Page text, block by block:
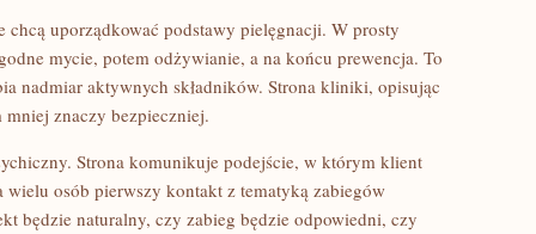
chcą uporządkować podstawy pielęgnacji. W prosty
mycie, potem odżywianie, a na końcu prewencja. To
nadmiar aktywnych składników. Strona kliniki, opisując
mniej znaczy bezpieczniej.
Strona komunikuje podejście, w którym klient
osób pierwszy kontakt z tematyką zabiegów
będzie naturalny, czy zabieg będzie odpowiedni, czy